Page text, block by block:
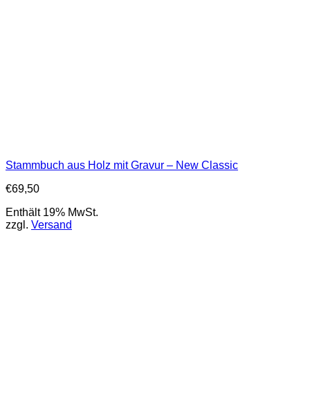
Stammbuch aus Holz mit Gravur – New Classic
€69,50
Enthält 19% MwSt.
zzgl. Versand